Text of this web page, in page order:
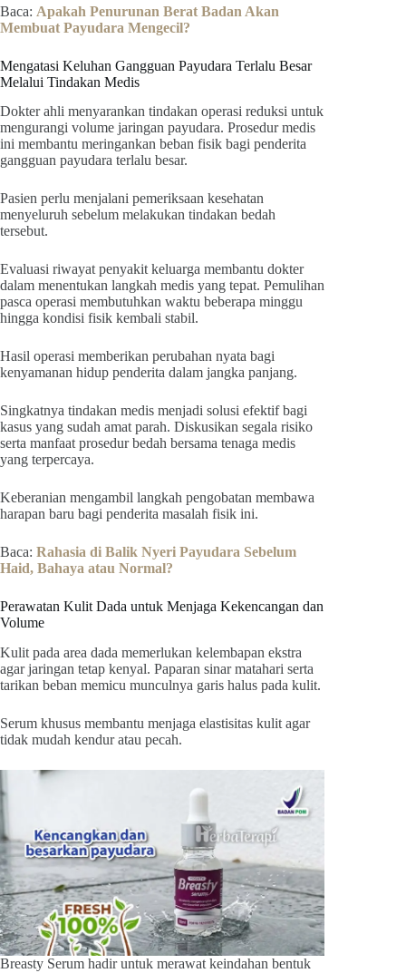
Baca: Apakah Penurunan Berat Badan Akan
Membuat Payudara Mengecil?
Mengatasi Keluhan Gangguan Payudara Terlalu Besar
Melalui Tindakan Medis
Dokter ahli menyarankan tindakan operasi reduksi untuk
mengurangi volume jaringan payudara. Prosedur medis
ini membantu meringankan beban fisik bagi penderita
gangguan payudara terlalu besar.
Pasien perlu menjalani pemeriksaan kesehatan
menyeluruh sebelum melakukan tindakan bedah
tersebut.
Evaluasi riwayat penyakit keluarga membantu dokter
dalam menentukan langkah medis yang tepat. Pemulihan
pasca operasi membutuhkan waktu beberapa minggu
hingga kondisi fisik kembali stabil.
Hasil operasi memberikan perubahan nyata bagi
kenyamanan hidup penderita dalam jangka panjang.
Singkatnya tindakan medis menjadi solusi efektif bagi
kasus yang sudah amat parah. Diskusikan segala risiko
serta manfaat prosedur bedah bersama tenaga medis
yang terpercaya.
Keberanian mengambil langkah pengobatan membawa
harapan baru bagi penderita masalah fisik ini.
Baca: Rahasia di Balik Nyeri Payudara Sebelum
Haid, Bahaya atau Normal?
Perawatan Kulit Dada untuk Menjaga Kekencangan dan
Volume
Kulit pada area dada memerlukan kelembapan ekstra
agar jaringan tetap kenyal. Paparan sinar matahari serta
tarikan beban memicu munculnya garis halus pada kulit.
Serum khusus membantu menjaga elastisitas kulit agar
tidak mudah kendur atau pecah.
Breasty Serum hadir untuk merawat keindahan bentuk